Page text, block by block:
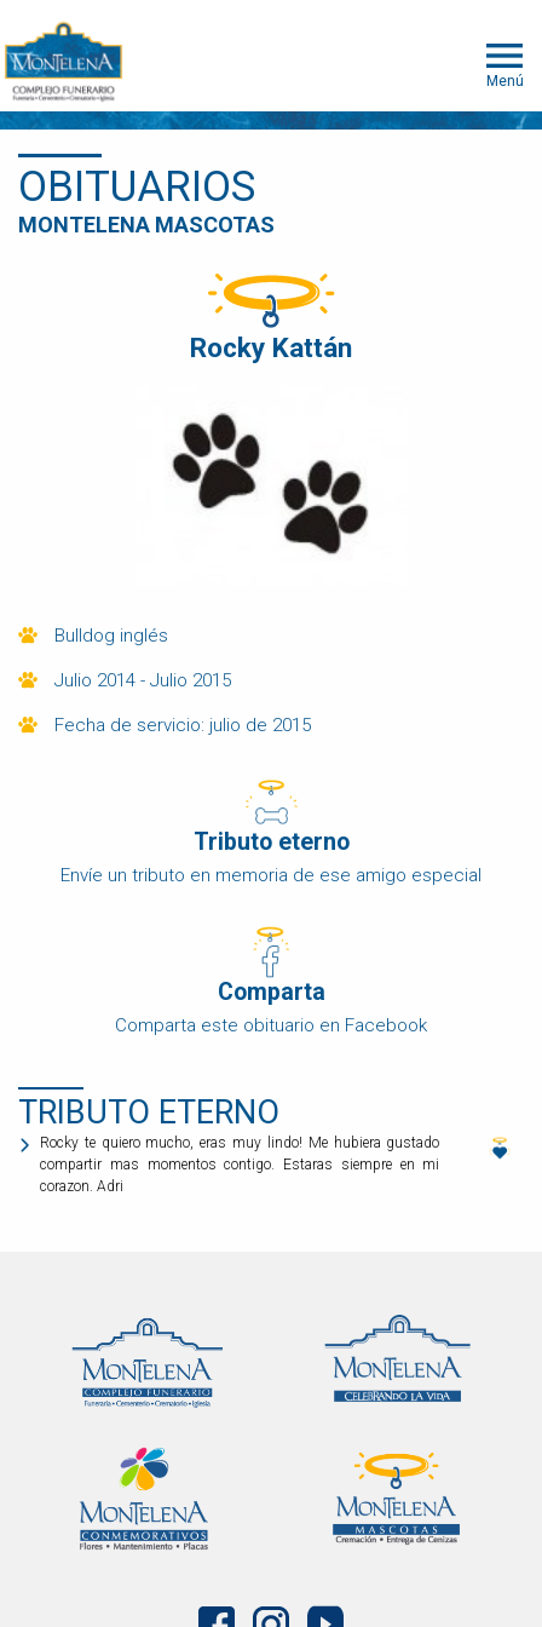
Menú
OBITUARIOS
MONTELENA MASCOTAS
Rocky Kattán
Bulldog inglés
Julio 2014 - Julio 2015
Fecha de servicio: julio de 2015
Tributo eterno
Envíe un tributo en memoria de ese amigo especial
Comparta
Comparta este obituario en Facebook
TRIBUTO ETERNO
Rocky te quiero mucho, eras muy lindo! Me hubiera gustado
compartir mas momentos contigo. Estaras siempre en mi
corazon. Adri